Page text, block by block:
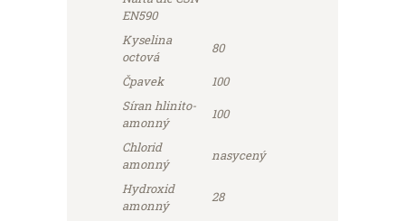
EN590
Kyselina
octová
80
Čpavek
100
Síran hlinito-
amonný
100
Chlorid
amonný
nasycený
Hydroxid
amonný
28